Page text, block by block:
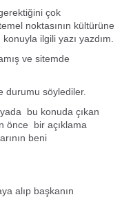
gerektiğini çok
noktasının kültürüne
ilgili yazı yazdım.
ve sitemde
durumu söylediler.
bu konuda çıkan
önce bir açıklama
beni
alıp başkanın